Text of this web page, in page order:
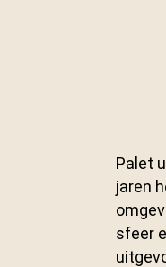
Palet
jaren
sfeer